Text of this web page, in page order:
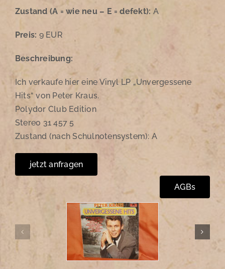
Zustand (A = wie neu – E = defekt): A
Preis: 9 EUR
Beschreibung:
Ich verkaufe hier eine Vinyl LP „Unvergessene
Hits“ von Peter Kraus.
Polydor Club Edition
Stereo 31 457 5
Zustand (nach Schulnotensystem): A
jetzt anfragen
AGBs